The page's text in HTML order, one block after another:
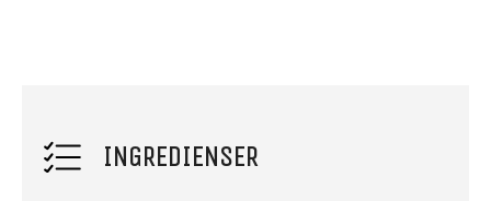
INGREDIENSER